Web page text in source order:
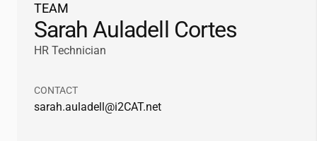
TEAM
Sarah Auladell Cortes
HR Technician
CONTACT
sarah.auladell@i2CAT.net